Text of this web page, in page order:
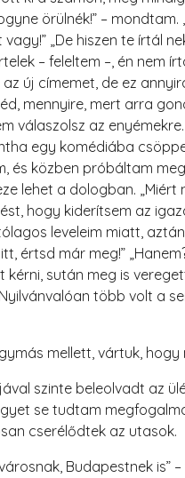
örülnék!” – mondtam.
„De hiszen te írtál
– feleltem –, én nem
új címemet, de ez
mennyire, mert arra
válaszolsz az
egy komédiába
és közben próbáltam
lehet a dologban.
hogy kiderítsem az
leveleim miatt,
értsd már meg!”
sután meg is
több volt a
mellett, vártuk,
szinte beleolvadt az
se tudtam
cserélődtek az utasok.
Budapestnek is”